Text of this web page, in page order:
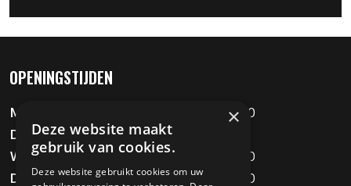
OPENINGSTIJDEN
Maandag
09:00 - 12:00 / 13:00 - 18:00
Dinsdag
Gesloten
Woensdag
09:00 - 12:00 / 13:00 - 18:00
Donderdag
09:00 - 12:00 / 13:00 - 18:00
×
Deze website maakt
gebruik van cookies.
Deze website gebruikt cookies om uw